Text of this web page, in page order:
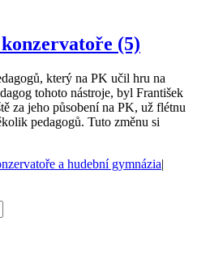
(5)
který na PK učil hru na
tohoto nástroje, byl František
za jeho působení na PK, už flétnu
pedagogů. Tuto změnu si
a hudební gymnázia|